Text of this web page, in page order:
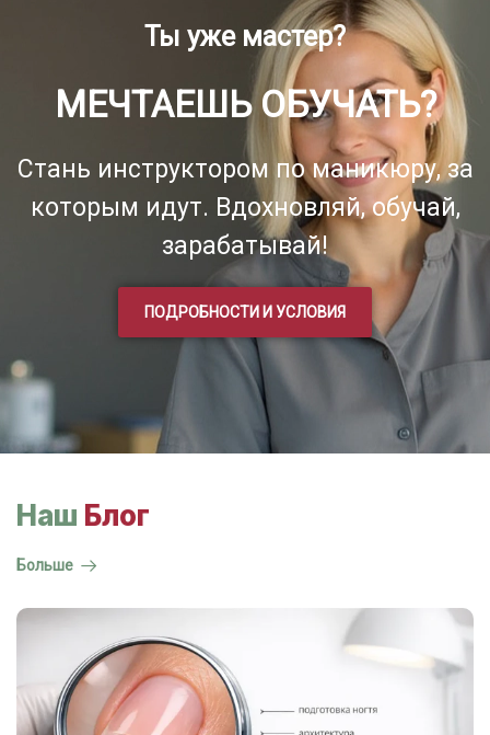
Ты уже мастер?
МЕЧТАЕШЬ ОБУЧАТЬ?
Стань инструктором по маникюру, за
которым идут. Вдохновляй, обучай,
зарабатывай!
ПОДРОБНОСТИ И УСЛОВИЯ
Наш Блог
Больше